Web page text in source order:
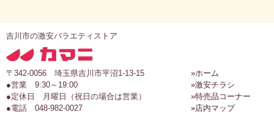
吉川市の激安バラエティストア
〒342-0056 埼玉県吉川市平沼1-13-15
●営業 9:30～19:00
●定休日 月曜日（祝日の場合は営業）
●電話 048-982-0027
»ホーム
»激安チラシ
»特売品コーナー
»店内マップ